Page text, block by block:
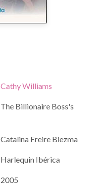
Cathy Williams
The Billionaire Boss's
Catalina Freire Biezma
Harlequin Ibérica
2005